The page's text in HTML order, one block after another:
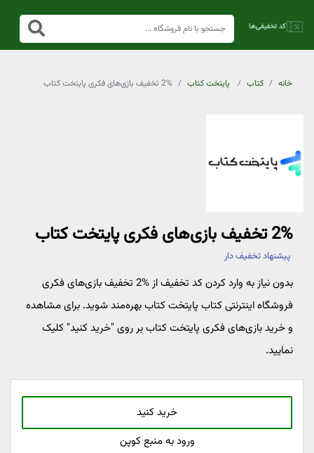
خانه کتاب پایتخت کتاب 2% تخفیف بازی‌های فکری پایتخت کتاب
2% تخفیف بازی‌های فکری پایتخت کتاب
پیشنهاد تخفیف دار
بدون نیاز به وارد کردن کد تخفیف از %2 تخفیف بازی‌های فکری
فروشگاه اینترنتی کتاب پایتخت کتاب بهره‌مند شوید. برای مشاهده
و خرید بازی‌های فکری پایتخت کتاب بر روی "خرید کنید" کلیک
نمایید.
خرید کنید
ورود به منبع کوپن